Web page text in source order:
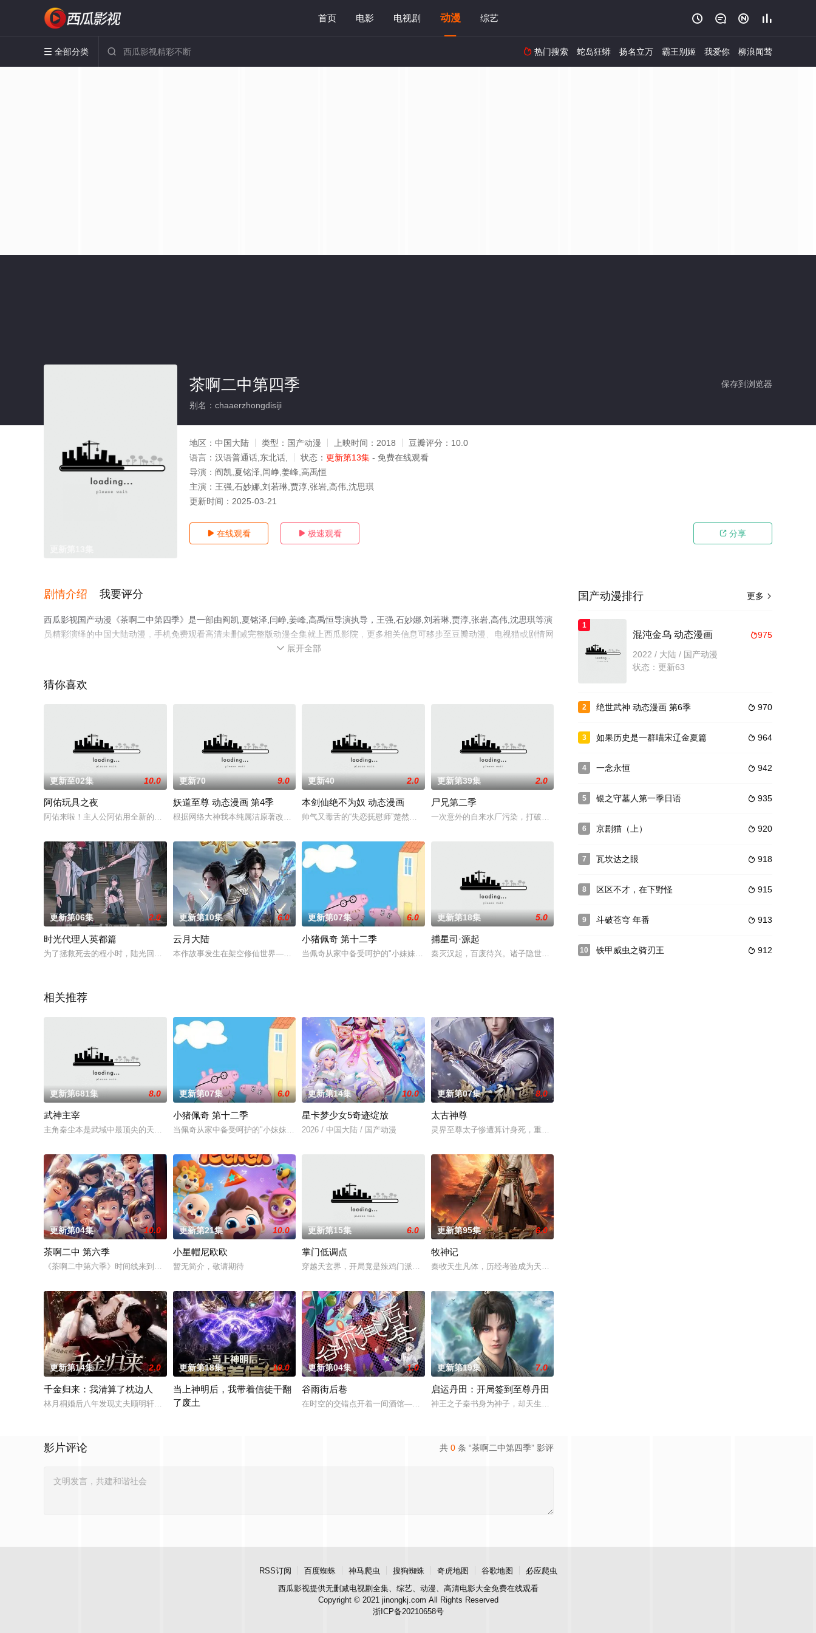
首页 电影 电视剧 动漫 综艺    
 全部分类   热门搜索 蛇岛狂蟒 扬名立万 霸王别姬 我爱你 柳浪闻莺
保存到浏览器
茶啊二中第四季
别名：chaaerzhongdisiji
地区： 中国大陆 类型： 国产动漫 上映时间： 2018 豆瓣评分： 10.0
语言： 汉语普通话,东北话, 状态： 更新第13集 - 免费在线观看
导演： 阎凯,夏铭泽,闫峥,姜峰,高禹恒
主演： 王强,石妙娜,刘若琳,贾淳,张岩,高伟,沈思琪
更新时间： 2025-03-21
 在线观看  极速观看  分享
剧情介绍 我要评分
西瓜影视国产动漫《茶啊二中第四季》是一部由阎凯,夏铭泽,闫峥,姜峰,高禹恒导演执导，王强,石妙娜,刘若琳,贾淳,张岩,高伟,沈思琪等演
员精彩演绎的中国大陆动漫，手机免费观看高清未删减完整版动漫全集就上西瓜影院，更多相关信息可移步至豆瓣动漫、电视猫或剧情网
 展开全部
猜你喜欢
更新至02集 10.0
阿佑玩具之夜
阿佑来啦！主人公阿佑用全新的动漫风格，来介绍阿佑在动画世界中的日常生活，阿佑遇到的各种搞笑事件。如波比的游戏时间、玩具熊
更新70 9.0
妖道至尊 动态漫画 第4季
根据网络大神我本纯属洁原著改编，作品讲述男主姚跃是耀阳皇城内政治家族姚家的私生子。更不幸的是，姚跃还是个傻子。他却变成了
更新40 2.0
本剑仙绝不为奴 动态漫画
帅气又毒舌的“失恋抚慰师”楚然因一场意外，穿越到一个强者为尊的修仙世界，并进入瑶山门开始修仙生涯。凭借自己穿越带来的科学
更新第39集 2.0
尸兄第二季
一次意外的自来水厂污染，打破了屌丝青年白小飞的平淡生活。面对前所未闻超强大尸兄，小飞 毅然踏上了寻
更新第06集 2.0
时光代理人英都篇
为了拯救死去的程小时，陆光回到了最初，沿着命运的轨迹重新开始。然而一张载着程小时父母线索的照片出现在时光照相馆，为查明真
更新第10集 6.0
云月大陆
本作故事发生在架空修仙世界——云月大陆。 大陆鼎盛时期由浣溪沙、赤霞峰、风吟山庄、无尘岛、轩辕门五大宗门共同守护，仙道昌
更新第07集 6.0
小猪佩奇 第十二季
当佩奇从家中备受呵护的"小妹妹"一跃成为肩负责任的"大姐姐"，而乔治从集万千宠爱
更新第18集 5.0
捕星司·源起
秦灭汉起，百废待兴。诸子隐世，氏族势行。驱车逐鹿，弱肉何争？同心携力，主臣兼行。天命赐异，源于甘
相关推荐
更新第681集 8.0
武神主宰
主角秦尘本是武域中最顶尖的天才强者，却遭歹人暗算，陨落大陆禁地死亡峡谷。必死无疑的秦尘，却意外触发神秘古剑的力量…… 三
更新第07集 6.0
小猪佩奇 第十二季
当佩奇从家中备受呵护的"小妹妹"一跃成为肩负责任的"大姐姐"，而乔治从集万千宠爱
更新第14集 10.0
星卡梦少女5奇迹绽放
2026 / 中国大陆 / 国产动漫
更新第07集 8.0
太古神尊
灵界至尊太子惨遭算计身死，重生跌落凡尘沦为底层杂役！身怀绝世造化神丹与逆天功法，仅凭一柄锈剑掀翻
更新第04集 10.0
茶啊二中 第六季
《茶啊二中第六季》时间线来到初三，欢乐的校园日常仍在继续，孩子们迎来了老师、家长们更多的“关爱”，也面临着新的成长挑战，
更新第21集 10.0
小星帽尼欧欧
暂无简介，敬请期待
更新第15集 6.0
掌门低调点
穿越天玄界，开局竟是辣鸡门派掌门人！都市氪金人重生游戏异界，拿玩家当走狗，收世界主角做小弟，论装逼我只认天下第一！
更新第95集 6.0
牧神记
秦牧天生凡体，历经考验成为天魔教教主，被延康国封为第一任太学博士。延康国叛乱之战中秦牧引来魔神，
更新第14集 2.0
千金归来：我清算了枕边人
林月桐婚后八年发现丈夫顾明轩联合情人苏婉、婆家图谋自家百亿林氏集团，甚至下药谋害她与外公。她结识受尽原生家庭拖累的苏洛，
更新第18集 10.0
当上神明后，我带着信徒干翻
了废土
更新第04集 1.0
谷雨街后巷
在时空的交错点开着一间酒馆——谷雨街后巷。 无论城市的角落，还是繁星坠落的荒漠， 穿过现实的迷宫，欢迎光临“谷雨街后巷”
更新第19集 7.0
启运丹田：开局签到至尊丹田
神王之子秦书身为神子，却天生凡体凡命，受尽天道界众人部夷厌弃甚至要被夺去神子身份，贬入凡间。直到
共 0 条 “茶啊二中第四季” 影评
影片评论
更多 
国产动漫排行
1
975
混沌金乌 动态漫画
2022 / 大陆 / 国产动漫
状态：更新63
2  970
绝世武神 动态漫画 第6季
3  964
如果历史是一群喵宋辽金夏篇
4  942
一念永恒
5  935
银之守墓人第一季日语
6  920
京剧猫（上）
7  918
瓦坎达之眼
8  915
区区不才，在下野怪
9  913
斗破苍穹 年番
10  912
铁甲威虫之骑刃王
RSS订阅 百度蜘蛛 神马爬虫 搜狗蜘蛛 奇虎地图 谷歌地图
必应爬虫
西瓜影视提供无删减电视剧全集、综艺、动漫、高清电影大全免费在线观看
Copyright © 2021 jinongkj.com All Rights Reserved
浙ICP备20210658号